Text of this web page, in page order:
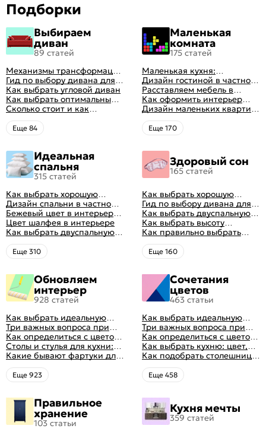
Подборки
Выбираем
диван
89 статей
Механизмы трансформации
диванов: все виды,
особенности, плюсы и
минусы
Гид по выбору дивана для
сна
Как выбрать угловой диван
Как выбрать оптимальный
цвет стен в гостиной: 50
фото и идей оформления
Сколько стоит и как
перетянуть диван
Eще 84
Маленькая
комната
175 статей
Маленькая кухня:
планировка, стили, цвет и
рисунок, реальные фото
Дизайн гостиной в частном
доме: 50 вариантов с фото
Расставляем мебель в
гостиной: главные правила
рациональной планировки
Как оформить интерьер
однокомнатной квартиры:
47 классных идей с фото
Дизайн маленьких квартир:
10 идей для дизайна
интерьера с фото
Eще 170
Идеальная
спальня
315 статей
Как выбрать хорошую
кровать для сна
Дизайн спальни в частном
доме: множество идей
оформления идеальных
интерьеров
Бежевый цвет в интерьере
спальни 2024, 40 красивых
интерьеров с фото
Цвет шалфея в интерьере
Как выбрать двуспальную
кровать и матрас
правильно: советы и фото в
интерьере
Eще 310
Здоровый сон
165 статей
Как выбрать хорошую
кровать для сна
Гид по выбору дивана для
сна
Как выбрать двуспальную
кровать и матрас
правильно: советы и фото в
интерьере
Как выбрать высоту
матраса
Как правильно выбрать
ортопедический матрас
Eще 160
Обновляем
интерьер
928 статей
Как выбрать идеальную
планировку для кухни
Три важных вопроса при
выборе кухни: готовка,
посуда, комфорт
Как определиться с цветом
кухни: светлые, темные,
яркие
Столы и стулья для кухни:
советы по выбору
Какие бывают фартуки для
кухни: как правильно
выбрать
Eще 923
Сочетания
цветов
463 статьи
Как выбрать идеальную
планировку для кухни
Три важных вопроса при
выборе кухни: готовка,
посуда, комфорт
Как определиться с цветом
кухни: светлые, темные,
яркие
Как выбрать кухню: цвет,
планировка, аксессуары
Как подобрать столешницу
для кухни по цвету
Eще 458
Правильное
хранение
103 статьи
Кухня мечты
359 статей